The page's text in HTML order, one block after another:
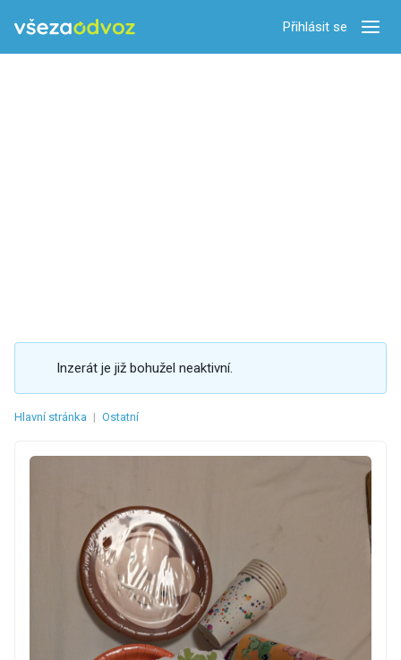
Přihlásit se
Inzerát je již bohužel neaktivní.
Hlavní stránka | Ostatní